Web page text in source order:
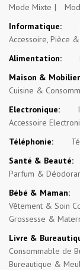
Mode Mixte
Informatique:
Accessoire, Pièce
Alimentation:
Maison &
Cuisine &
Electronique:
Accessoire
Téléphonie:
Santé & Beauté:
Parfum &
Bébé & Maman:
Vêtement & Soin
Grossesse &
Livre &
Consommable de
Bureautique &